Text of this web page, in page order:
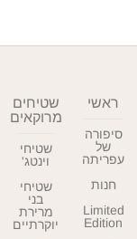
ראשי
סיפורה
של
עפריתה
חנות
Limited
Edition
שטיחים
מרוקאים
שטיחי
וינטג'
שטיחי
בני
מרירת
יוקרתיים